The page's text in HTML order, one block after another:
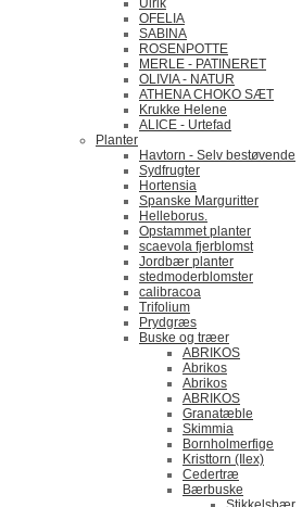
Ulrik
OFELIA
SABINA
ROSENPOTTE
MERLE - PATINERET
OLIVIA - NATUR
ATHENA CHOKO SÆT
Krukke Helene
ALICE - Urtefad
Planter
Havtorn - Selv bestøvende
Sydfrugter
Hortensia
Spanske Marguritter
Helleborus.
Opstammet planter
scaevola fjerblomst
Jordbær planter
stedmoderblomster
calibracoa
Trifolium
Prydgræs
Buske og træer
ABRIKOS
Abrikos
Abrikos
ABRIKOS
Granatæble
Skimmia
Bornholmerfige
Kristtorn (Ilex)
Cedertræ
Bærbuske